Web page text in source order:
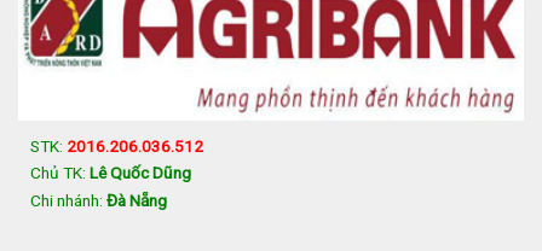
STK: 2016.206.036.512
Chủ TK: Lê Quốc Dũng
Chi nhánh: Đà Nẵng